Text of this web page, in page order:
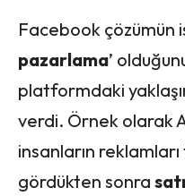
Facebook çözümün
pazarlama’
platformdaki
verdi. Örnek olarak
insanların
gördükten sonra